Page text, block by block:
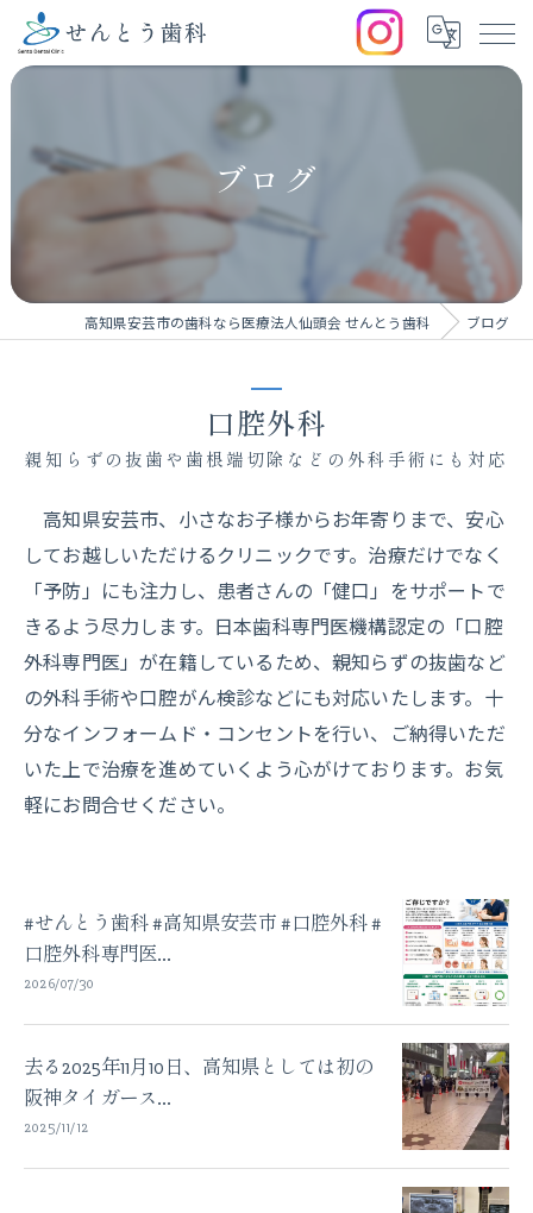
ブログ
高知県安芸市の歯科なら医療法人仙頭会 せんとう歯科 ブログ
口腔外科
親知らずの抜歯や歯根端切除などの外科手術にも対応
高知県安芸市、小さなお子様からお年寄りまで、安心
してお越しいただけるクリニックです。治療だけでなく
「予防」にも注力し、患者さんの「健口」をサポートで
きるよう尽力します。日本歯科専門医機構認定の「口腔
外科専門医」が在籍しているため、親知らずの抜歯など
の外科手術や口腔がん検診などにも対応いたします。十
分なインフォームド・コンセントを行い、ご納得いただ
いた上で治療を進めていくよう心がけております。お気
軽にお問合せください。
#せんとう歯科 #高知県安芸市 #口腔外科 #
口腔外科専門医...
2026/07/30
去る2025年11月10日、高知県としては初の
阪神タイガース...
2025/11/12